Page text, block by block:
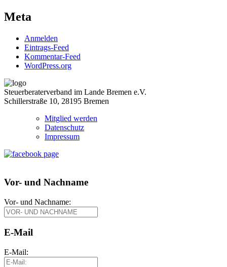
Meta
Anmelden
Eintrags-Feed
Kommentar-Feed
WordPress.org
Steuerberaterverband im Lande Bremen e.V.
Schillerstraße 10, 28195 Bremen
Mitglied werden
Datenschutz
Impressum
Vor- und Nachname
Vor- und Nachname:
E-Mail
E-Mail: